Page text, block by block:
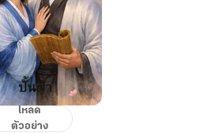
โหลด
ตัวอย่าง